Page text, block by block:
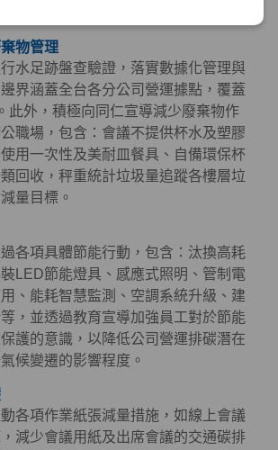
物管理
水足跡盤查驗證，落實數據化管理與
界涵蓋全台各分公司營運據點，覆蓋
此外，積極向同仁宣導減少廢棄物作
職場，包含：會議不提供杯水及塑膠
用一次性及美耐皿餐具、自備環保杯
回收，秤重統計垃圾量追蹤各樓層垃
量目標。
各項具體節能行動，包含：汰換高耗
LED節能燈具、感應式照明、管制電
、能耗智慧監測、空調系統升級、建
，並透過教育宣導加強員工對於節能
護的意識，以降低公司營運排碳潛在
候變遷的影響程度。
各項作業紙張減量措施，如線上會議
減少會議用紙及出席會議的交通碳排